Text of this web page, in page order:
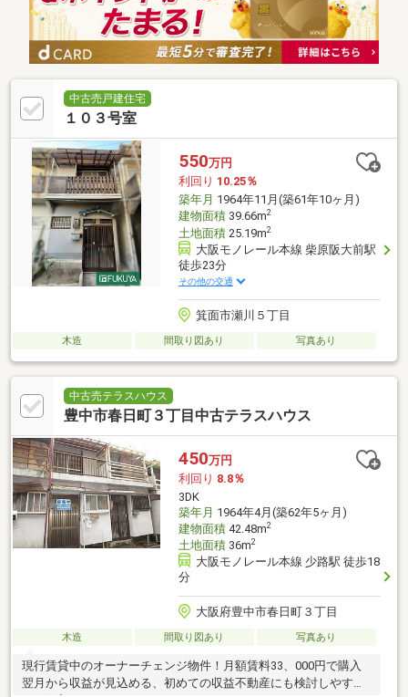
中古売戸建住宅
１０３号室
550万円
利回り 10.25％
築年月 1964年11月(築61年10ヶ月)
建物面積39.66m2
土地面積25.19m2
大阪モノレール本線 柴原阪大前駅
徒歩23分
その他の交通
箕面市瀬川５丁目
木造 間取り図あり 写真あり
中古売テラスハウス
豊中市春日町３丁目中古テラスハウス
450万円
利回り 8.8％
3DK
築年月 1964年4月(築62年5ヶ月)
建物面積42.48m2
土地面積36m2
大阪モノレール本線 少路駅 徒歩18
分
大阪府豊中市春日町３丁目
木造 間取り図あり 写真あり
現行賃貸中のオーナーチェンジ物件！月額賃料33、000円で購入
翌月から収益が見込める、初めての収益不動産にも検討しやすい